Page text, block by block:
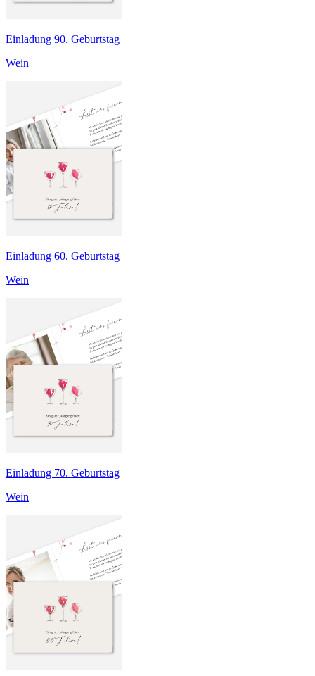
Einladung 90. Geburtstag
Wein
Einladung 60. Geburtstag
Wein
Einladung 70. Geburtstag
Wein